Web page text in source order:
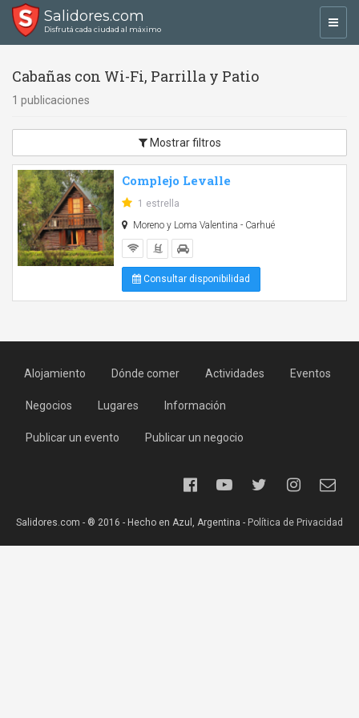
Salidores.com
Disfrutá cada ciudad al máximo
Cabañas con Wi-Fi, Parrilla y Patio
1 publicaciones
Mostrar filtros
Complejo Levalle
1 estrella
Moreno y Loma Valentina - Carhué
Consultar disponibilidad
Alojamiento Dónde comer Actividades Eventos
Negocios Lugares Información
Publicar un evento Publicar un negocio
Salidores.com - ® 2016 - Hecho en Azul, Argentina - Política de Privacidad